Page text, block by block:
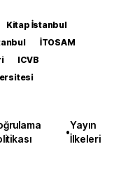
Kitap İstanbul
İTOSAM
ICVB
•
Yayın
İlkeleri